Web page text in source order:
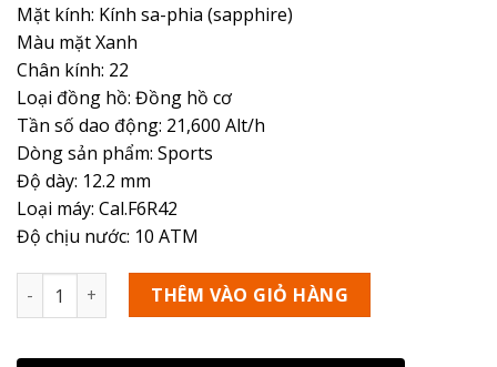
Mặt kính: Kính sa-phia (sapphire)
Màu mặt Xanh
Chân kính: 22
Loại đồng hồ: Đồng hồ cơ
Tần số dao động: 21,600 Alt/h
Dòng sản phẩm: Sports
Độ dày: 12.2 mm
Loại máy: Cal.F6R42
Độ chịu nước: 10 ATM
Số lượng THÊM VÀO GIỎ HÀNG